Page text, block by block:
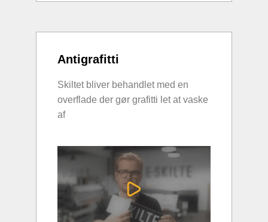
Antigrafitti
Skiltet bliver behandlet med en
overflade der gør grafitti let at vaske
af